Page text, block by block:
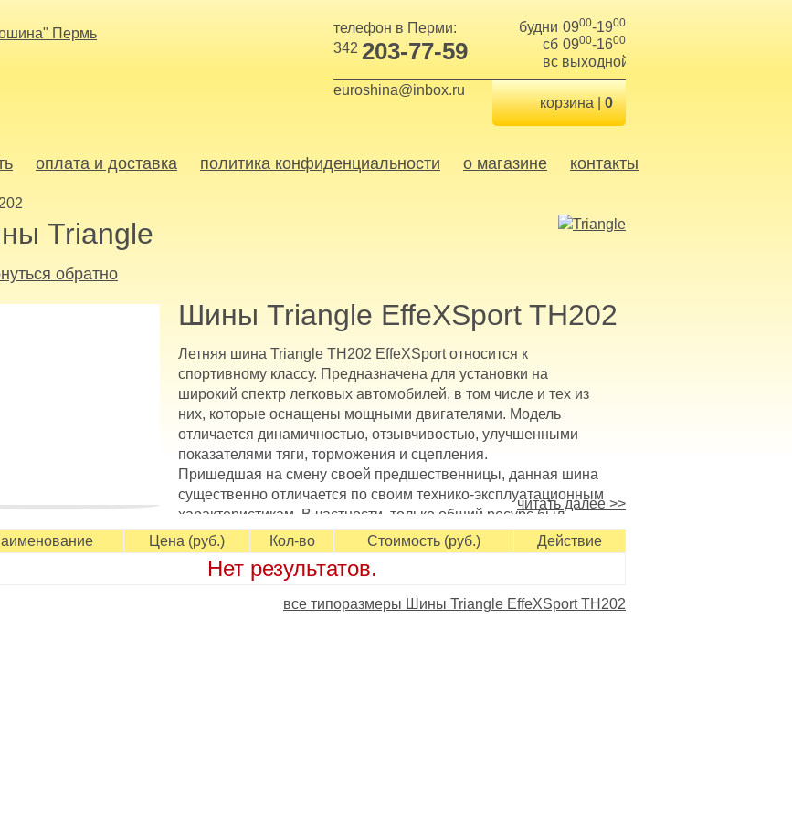
будни 0900-1900
сб 0900-1600
вс выходной
телефон в Перми:
342 203-77-59
корзина |0
euroshina@inbox.ru
оплата и доставка политика конфиденциальности о магазине контакты
Triangle
обратно
Шины Triangle EffeXSport TH202
Летняя шина Triangle TH202 EffeXSport относится к
спортивному классу. Предназначена для установки на
широкий спектр легковых автомобилей, в том числе и тех из
них, которые оснащены мощными двигателями. Модель
отличается динамичностью, отзывчивостью, улучшенными
показателями тяги, торможения и сцепления.
Пришедшая на смену своей предшественницы, данная шина
существенно отличается по своим технико-эксплуатационным
характеристикам. В частности, только общий ресурс был
более, чем на 20%. В модели сочетается топливная экономичность и эффективность
свойств. Этого удалось добиться за счет гладкой поверхности блочных структур,
минимизирует сопротивление воздушным потокам. А наличие насечек и канавок
поддержанию тяговых и тормозных свойств на сухом и мокром асфальте.
цельных ребер в центре положительно отражается на чуткости управления, повышая
читать далее >>
Цена (руб.) Кол-во Стоимость (руб.) Действие
Нет результатов.
все типоразмеры Шины Triangle EffeXSport TH202